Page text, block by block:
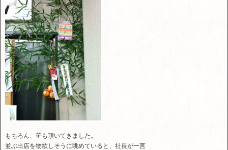
もちろん、笹も頂いてきました。
並ぶ出店を物欲しそうに眺めていると、社長が一言